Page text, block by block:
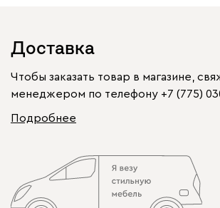
Доставка
Чтобы заказать товар в магазине,
менеджером по телефону +7 (775)
Подробнее